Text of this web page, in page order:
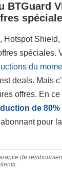
BTGuard
Hotspot
spéciales.
du
deals. Mais
offres. En ce
de 80%
pour
de